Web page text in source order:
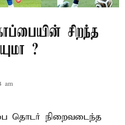
சிறந்த
?
am
தொடர் நிறைவடைந்த